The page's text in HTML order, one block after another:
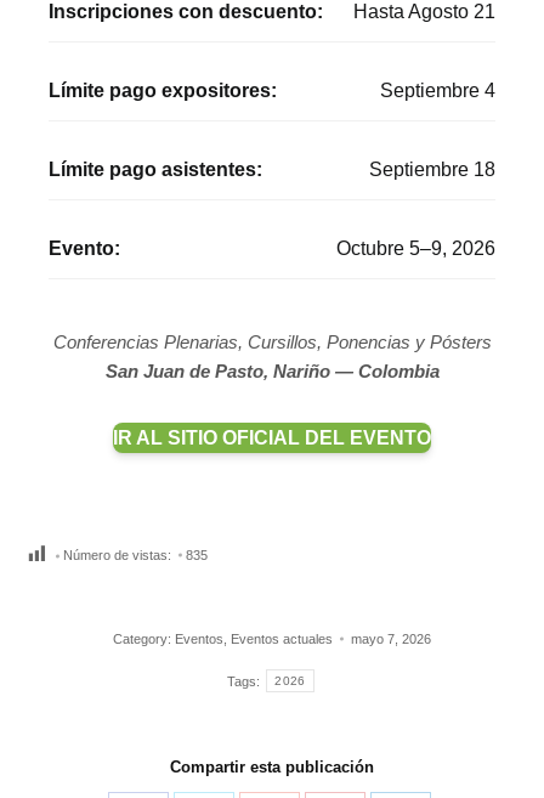
Inscripciones con descuento: Hasta Agosto 21
Límite pago expositores: Septiembre 4
Límite pago asistentes: Septiembre 18
Evento: Octubre 5–9, 2026
Conferencias Plenarias, Cursillos, Ponencias y Pósters
San Juan de Pasto, Nariño — Colombia
IR AL SITIO OFICIAL DEL EVENTO
Número de vistas: 835
Category: Eventos Eventos actuales mayo 7, 2026
Tags: 2026
Compartir esta publicación